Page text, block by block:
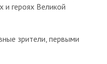
героях Великой
зрители, первыми